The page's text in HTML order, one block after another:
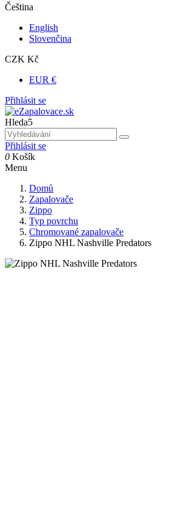
Čeština
English
Slovenčina
CZK Kč
EUR €
Přihlásit se
Hleda5
Přihlásit se
0 Košík
Menu
Domů
Zapalovače
Zippo
Typ povrchu
Chromované zapalovače
Zippo NHL Nashville Predators